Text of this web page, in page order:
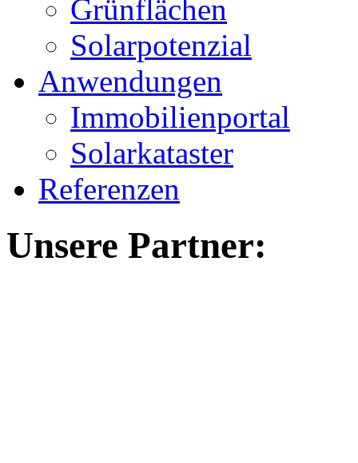
Grünflächen
Solarpotenzial
Anwendungen
Immobilienportal
Solarkataster
Referenzen
Unsere Partner: